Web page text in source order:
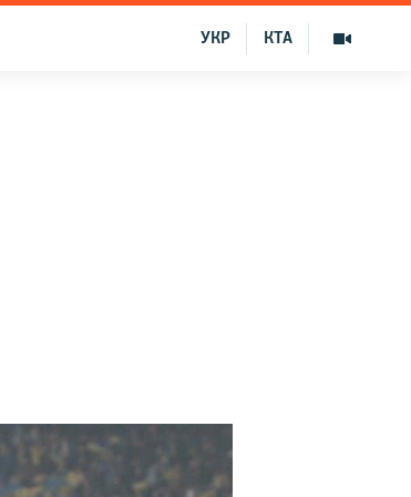
КТА
УКР